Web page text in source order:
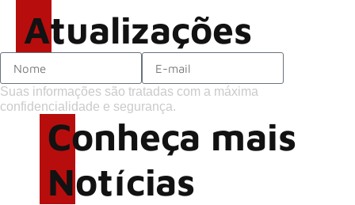
Atualizações
Suas informações são tratadas com a máxima
confidencialidade e segurança.
Conheça mais
Notícias